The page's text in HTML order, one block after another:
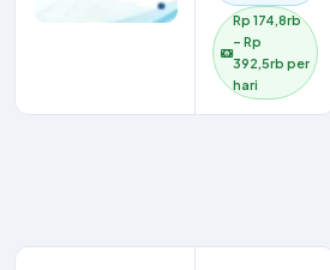
Rp 174,8rb
– Rp
392,5rb per
hari